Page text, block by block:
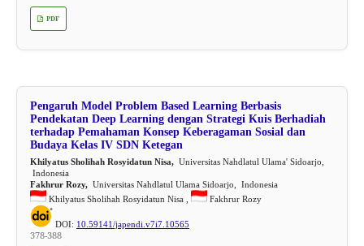
PDF
Pengaruh Model Problem Based Learning Berbasis
Pendekatan Deep Learning dengan Strategi Kuis Berhadiah
terhadap Pemahaman Konsep Keberagaman Sosial dan
Budaya Kelas IV SDN Ketegan
Khilyatus Sholihah Rosyidatun Nisa,Universitas Nahdlatul Ulama' Sidoarjo,
Indonesia
Fakhrur Rozy,Universitas Nahdlatul Ulama Sidoarjo, Indonesia
Khilyatus Sholihah Rosyidatun Nisa ,
Fakhrur Rozy
DOI: 10.59141/japendi.v7i7.10565
378-388